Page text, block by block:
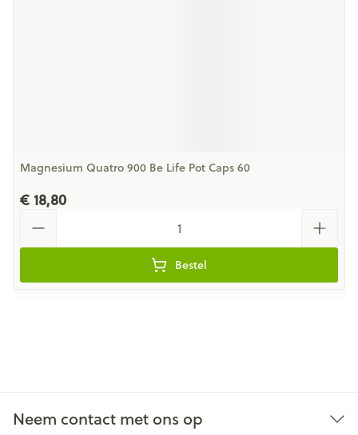
Magnesium Quatro 900 Be Life Pot Caps 60
€ 18,80
Bestel
Neem contact met ons op